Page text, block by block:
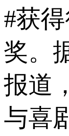
#获
奖。
报道
与喜